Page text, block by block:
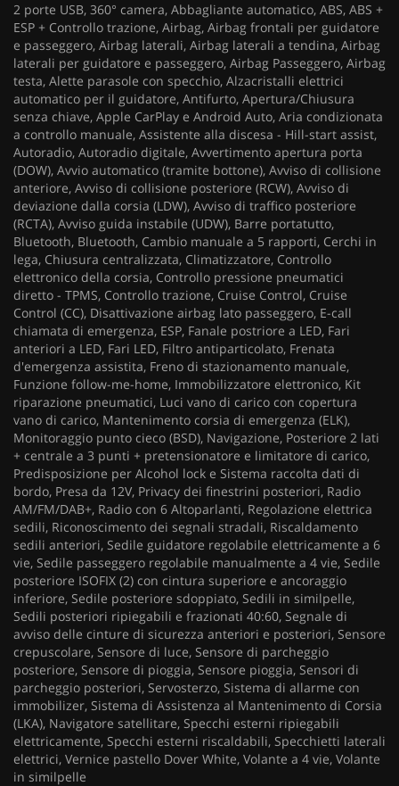
2 porte USB, 360° camera, Abbagliante automatico, ABS, ABS +
ESP + Controllo trazione, Airbag, Airbag frontali per guidatore
e passeggero, Airbag laterali, Airbag laterali a tendina, Airbag
laterali per guidatore e passeggero, Airbag Passeggero, Airbag
testa, Alette parasole con specchio, Alzacristalli elettrici
automatico per il guidatore, Antifurto, Apertura/Chiusura
senza chiave, Apple CarPlay e Android Auto, Aria condizionata
a controllo manuale, Assistente alla discesa - Hill-start assist,
Autoradio, Autoradio digitale, Avvertimento apertura porta
(DOW), Avvio automatico (tramite bottone), Avviso di collisione
anteriore, Avviso di collisione posteriore (RCW), Avviso di
deviazione dalla corsia (LDW), Avviso di traffico posteriore
(RCTA), Avviso guida instabile (UDW), Barre portatutto,
Bluetooth, Bluetooth, Cambio manuale a 5 rapporti, Cerchi in
lega, Chiusura centralizzata, Climatizzatore, Controllo
elettronico della corsia, Controllo pressione pneumatici
diretto - TPMS, Controllo trazione, Cruise Control, Cruise
Control (CC), Disattivazione airbag lato passeggero, E-call
chiamata di emergenza, ESP, Fanale postriore a LED, Fari
anteriori a LED, Fari LED, Filtro antiparticolato, Frenata
d'emergenza assistita, Freno di stazionamento manuale,
Funzione follow-me-home, Immobilizzatore elettronico, Kit
riparazione pneumatici, Luci vano di carico con copertura
vano di carico, Mantenimento corsia di emergenza (ELK),
Monitoraggio punto cieco (BSD), Navigazione, Posteriore 2 lati
+ centrale a 3 punti + pretensionatore e limitatore di carico,
Predisposizione per Alcohol lock e Sistema raccolta dati di
bordo, Presa da 12V, Privacy dei finestrini posteriori, Radio
AM/FM/DAB+, Radio con 6 Altoparlanti, Regolazione elettrica
sedili, Riconoscimento dei segnali stradali, Riscaldamento
sedili anteriori, Sedile guidatore regolabile elettricamente a 6
vie, Sedile passeggero regolabile manualmente a 4 vie, Sedile
posteriore ISOFIX (2) con cintura superiore e ancoraggio
inferiore, Sedile posteriore sdoppiato, Sedili in similpelle,
Sedili posteriori ripiegabili e frazionati 40:60, Segnale di
avviso delle cinture di sicurezza anteriori e posteriori, Sensore
crepuscolare, Sensore di luce, Sensore di parcheggio
posteriore, Sensore di pioggia, Sensore pioggia, Sensori di
parcheggio posteriori, Servosterzo, Sistema di allarme con
immobilizer, Sistema di Assistenza al Mantenimento di Corsia
(LKA), Navigatore satellitare, Specchi esterni ripiegabili
elettricamente, Specchi esterni riscaldabili, Specchietti laterali
elettrici, Vernice pastello Dover White, Volante a 4 vie, Volante
in similpelle